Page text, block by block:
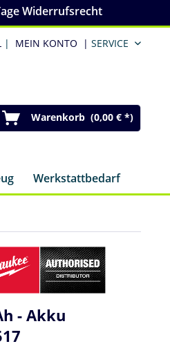
Widerrufsrecht
| MEIN KONTO | SERVICE
Warenkorb (0,00 € *)
Werkstattbedarf
- Akku